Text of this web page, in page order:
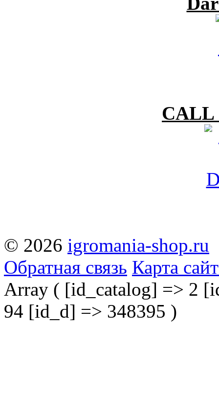
CALL
© 2026 igromania-shop.ru
Обратная связь Карта
Array ( [id_catalog] => 2
94 [id_d] => 348395 )